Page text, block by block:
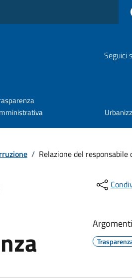
Seguici
/ Relazione del responsabile
Argomenti